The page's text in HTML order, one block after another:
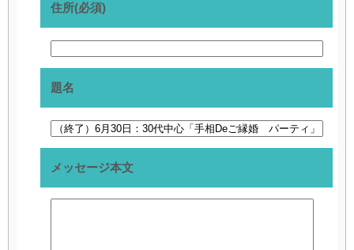
住所(必須)
題名
メッセージ本文